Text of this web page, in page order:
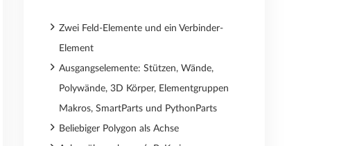
Zwei Feld-Elemente und ein Verbinder-
Element
Ausgangselemente: Stützen, Wände,
Polywände, 3D Körper, Elementgruppen
Makros, SmartParts und PythonParts
Beliebiger Polygon als Achse